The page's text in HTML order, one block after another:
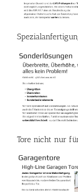
Tore nicht nur